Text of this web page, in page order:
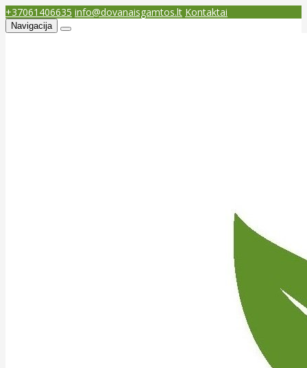
+37061406635 info@dovanaisgamtos.lt Kontaktai
Navigacija